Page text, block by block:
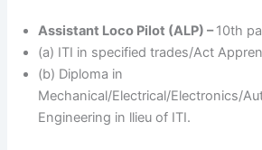
Assistant Loco Pilot (ALP) –10th
(a) ITI in specified trades/Act
(b) Diploma in
Mechanical/Electrical/Electronics/
Engineering in llieu of ITI.